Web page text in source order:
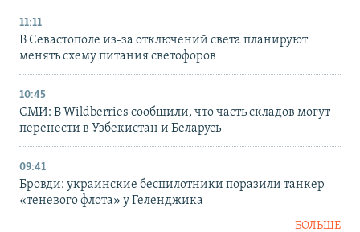
11:11
В Севастополе из-за отключений света планируют
менять схему питания светофоров
10:45
СМИ: В Wildberries сообщили, что часть складов могут
перенести в Узбекистан и Беларусь
09:41
Бровди: украинские беспилотники поразили танкер
«теневого флота» у Геленджика
БОЛЬШЕ